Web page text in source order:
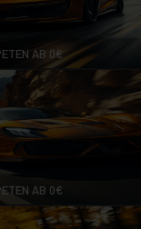
AB 0€
AB 0€